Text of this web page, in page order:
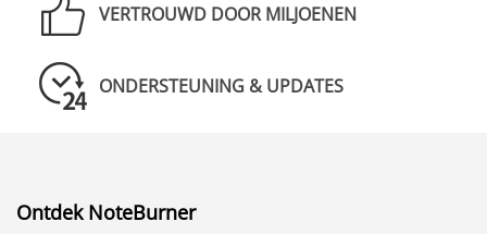
VERTROUWD DOOR MILJOENEN
ONDERSTEUNING & UPDATES
Ontdek NoteBurner